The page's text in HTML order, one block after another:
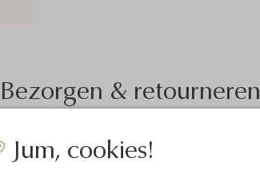
Jum, cookies!
Bezorgen & retourneren
& Pasvorm